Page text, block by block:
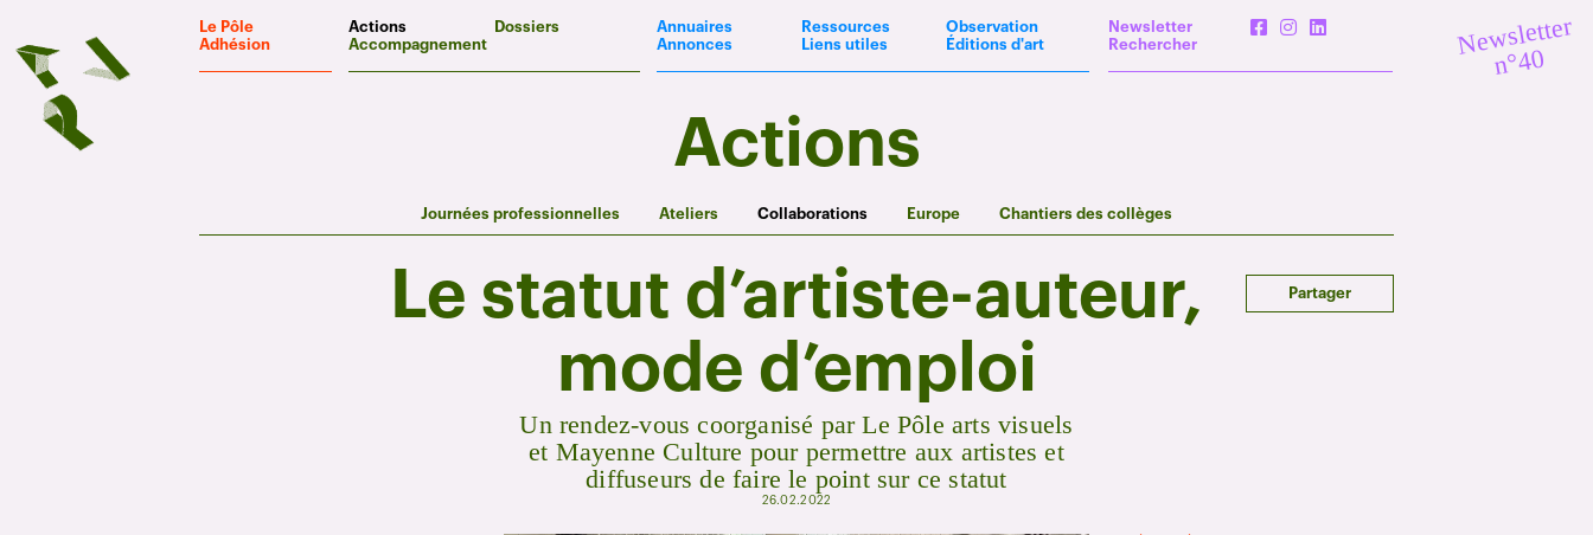
Newsletter
n°40
Le Pôle
Adhésion
Actions
Accompagnement
Dossiers
Annuaires
Annonces
Ressources
Liens utiles
Observation
Éditions d'art
Newsletter
Rechercher
Actions
Journées professionnelles Ateliers Collaborations Europe Chantiers des collèges
Partager
Le statut d’artiste-auteur,
mode d’emploi
Un rendez-vous coorganisé par Le Pôle arts visuels
et Mayenne Culture pour permettre aux artistes et
diffuseurs de faire le point sur ce statut
26.02.2022